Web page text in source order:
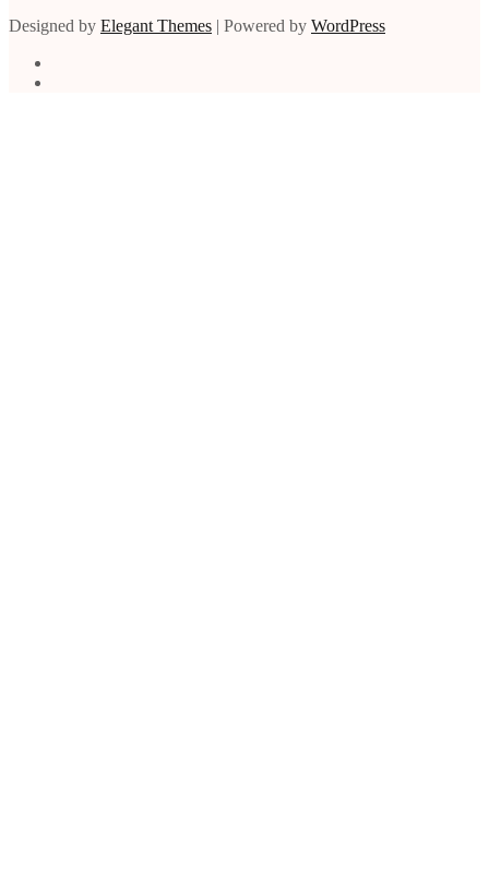
Designed by Elegant Themes | Powered by WordPress